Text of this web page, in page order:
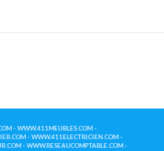
- WWW.411MEUBLES.COM -
- WWW.411ELECTRICIEN.COM -
- WWW.RESEAUCOMPTABLE.COM -